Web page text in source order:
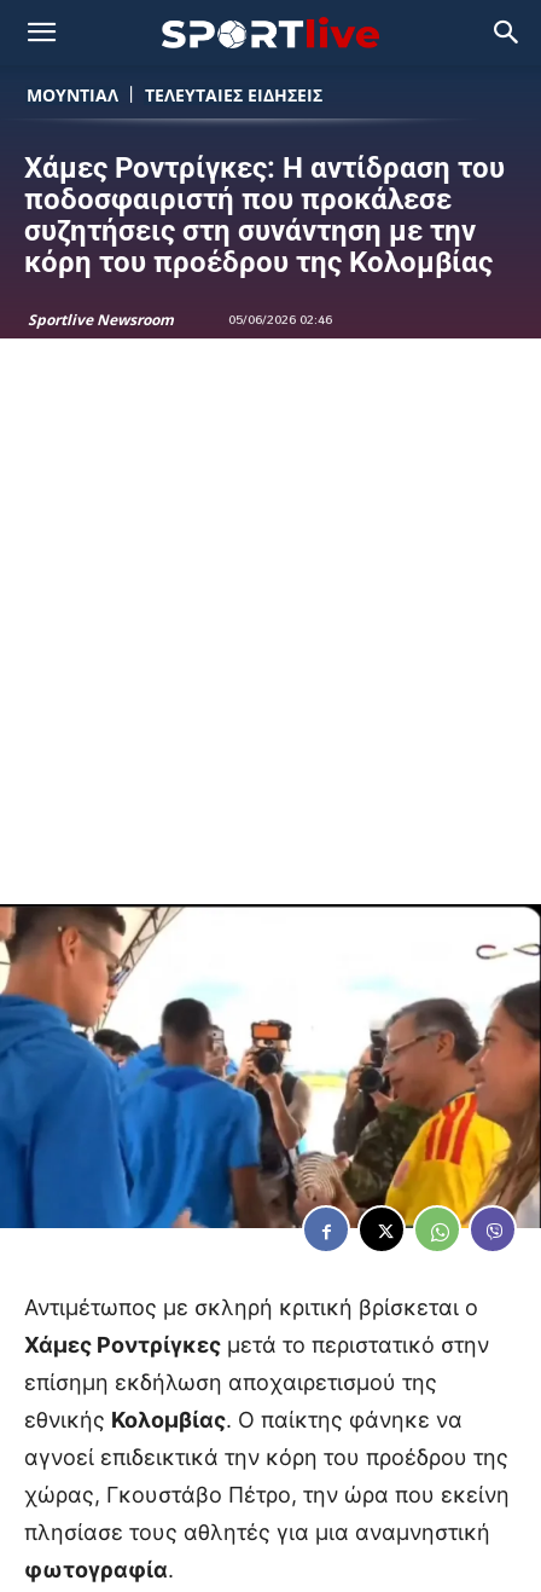
ΜΟΥΝΤΙΆΛ ΤΕΛΕΥΤΑΙΕΣ ΕΙΔΗΣΕΙΣ
Χάμες Ροντρίγκες: Η αντίδραση του
ποδοσφαιριστή που προκάλεσε
συζητήσεις στη συνάντηση με την
κόρη του προέδρου της Κολομβίας
Sportlive Newsroom 05/06/2026 02:46
Αντιμέτωπος με σκληρή κριτική βρίσκεται ο
Χάμες Ροντρίγκες μετά το περιστατικό στην
επίσημη εκδήλωση αποχαιρετισμού της
εθνικής Κολομβίας. Ο παίκτης φάνηκε να
αγνοεί επιδεικτικά την κόρη του προέδρου της
χώρας, Γκουστάβο Πέτρο, την ώρα που εκείνη
πλησίασε τους αθλητές για μια αναμνηστική
φωτογραφία.